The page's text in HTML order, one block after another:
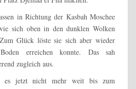
in Richtung der Kasbah Moschee
sich oben in den dunklen Wolken
Glück löste sie sich aber wieder
erreichen konnte. Das sah
zugleich aus.
es jetzt nicht mehr weit bis zum